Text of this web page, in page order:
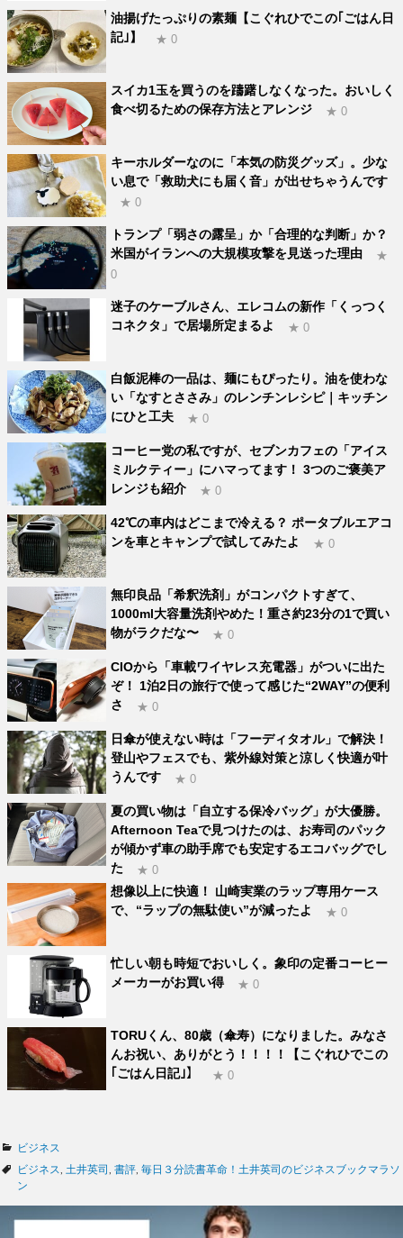
油揚げたっぷりの素麺【こぐれひでこの｢ごはん日
記｣】
★ 0
スイカ1玉を買うのを躊躇しなくなった。おいしく
食べ切るための保存方法とアレンジ
★ 0
キーホルダーなのに「本気の防災グッズ」。少な
い息で「救助犬にも届く音」が出せちゃうんです
★ 0
トランプ「弱さの露呈」か「合理的な判断」か？
米国がイランへの大規模攻撃を見送った理由
★
0
迷子のケーブルさん、エレコムの新作「くっつく
コネクタ」で居場所定まるよ
★ 0
白飯泥棒の一品は、麺にもぴったり。油を使わな
い「なすとささみ」のレンチンレシピ｜キッチン
にひと工夫
★ 0
コーヒー党の私ですが、セブンカフェの「アイス
ミルクティー」にハマってます！ 3つのご褒美ア
レンジも紹介
★ 0
42℃の車内はどこまで冷える？ ポータブルエアコ
ンを車とキャンプで試してみたよ
★ 0
無印良品「希釈洗剤」がコンパクトすぎて、
1000ml大容量洗剤やめた！重さ約23分の1で買い
物がラクだな〜
★ 0
CIOから「車載ワイヤレス充電器」がついに出た
ぞ！ 1泊2日の旅行で使って感じた“2WAY”の便利
さ
★ 0
日傘が使えない時は「フーディタオル」で解決！
登山やフェスでも、紫外線対策と涼しく快適が叶
うんです
★ 0
夏の買い物は「自立する保冷バッグ」が大優勝。
Afternoon Teaで見つけたのは、お寿司のパック
が傾かず車の助手席でも安定するエコバッグでし
た
★ 0
想像以上に快適！ 山崎実業のラップ専用ケース
で、“ラップの無駄使い”が減ったよ
★ 0
忙しい朝も時短でおいしく。象印の定番コーヒー
メーカーがお買い得
★ 0
TORUくん、80歳（傘寿）になりました。みなさ
んお祝い、ありがとう！！！！【こぐれひでこの
｢ごはん日記｣】
★ 0
カ
テ
ゴ
ビジネス
タ
グ
ビジネス 土井英司 書評 毎日３分読書革命！土井英司のビジネスブックマラソ
ン